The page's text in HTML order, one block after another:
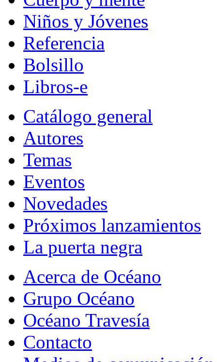
Niños y Jóvenes
Referencia
Bolsillo
Libros-e
Catálogo general
Autores
Temas
Eventos
Novedades
Próximos lanzamientos
La puerta negra
Acerca de Océano
Grupo Océano
Océano Travesía
Contacto